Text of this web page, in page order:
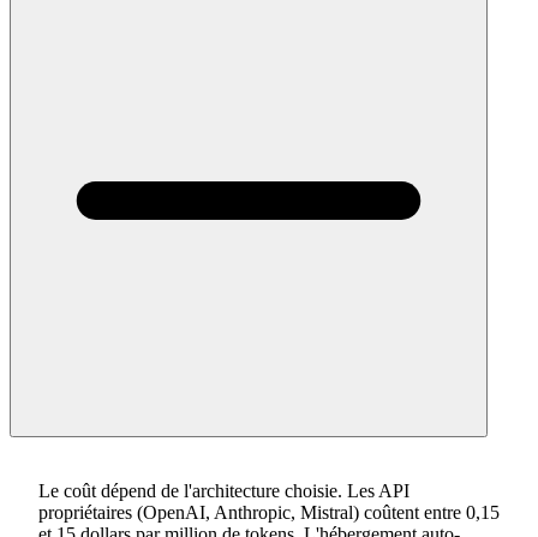
Le coût dépend de l'architecture choisie. Les API
propriétaires (OpenAI, Anthropic, Mistral) coûtent entre 0,15